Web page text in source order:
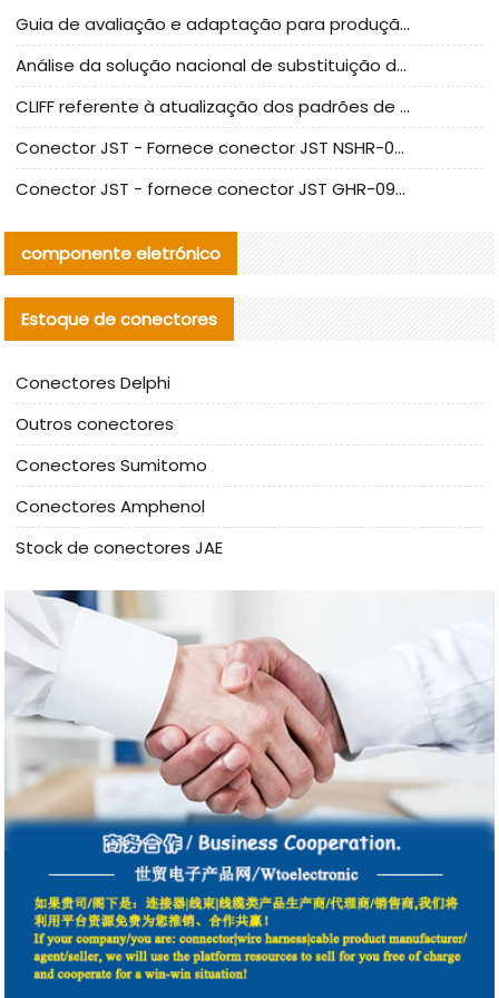
Guia de avaliação e adaptação para produção em massa de componentes de cabos nacionais CNC Tech
Análise da solução nacional de substituição da linha de alta frequência I-PEX
CLIFF referente à atualização dos padrões de teste de conectores nacionais
Conector JST - Fornece conector JST NSHR-02V-S original | substituto
Conector JST - fornece conector JST GHR-09V-S autêntico | substituto
componente eletrónico
Estoque de conectores
Conectores Delphi
Outros conectores
Conectores Sumitomo
Conectores Amphenol
Stock de conectores JAE